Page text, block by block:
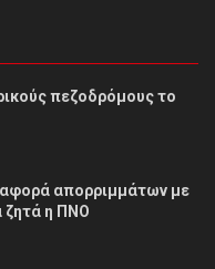
πεζοδρόμους το
απορριμμάτων με
ζητά η ΠΝΟ